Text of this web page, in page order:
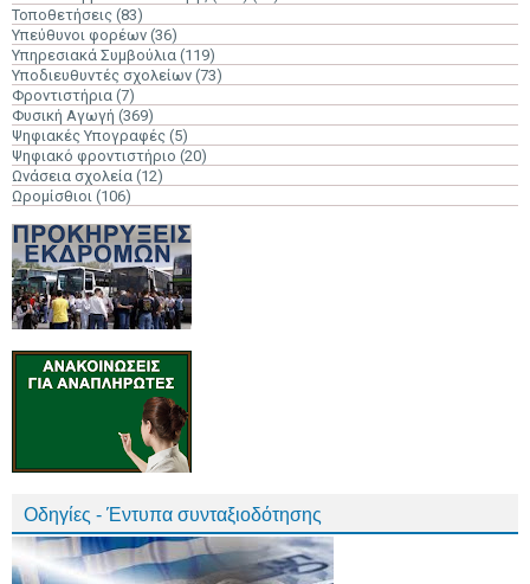
Τοποθετήσεις (83)
Υπεύθυνοι φορέων (36)
Υπηρεσιακά Συμβούλια (119)
Υποδιευθυντές σχολείων (73)
Φροντιστήρια (7)
Φυσική Αγωγή (369)
Ψηφιακές Υπογραφές (5)
Ψηφιακό φροντιστήριο (20)
Ωνάσεια σχολεία (12)
Ωρομίσθιοι (106)
Οδηγίες - Έντυπα συνταξιοδότησης